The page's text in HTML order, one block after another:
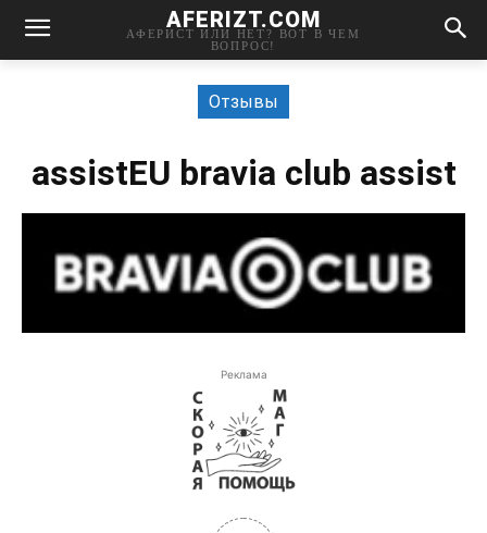
AFERIZT.COM
АФЕРИСТ ИЛИ НЕТ? ВОТ В ЧЕМ
ВОПРОС!
Отзывы
assistEU bravia club assist
Реклама